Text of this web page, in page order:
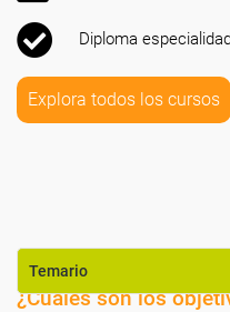
Diploma
Explora todos los cursos
Temario
¿Cuáles son los